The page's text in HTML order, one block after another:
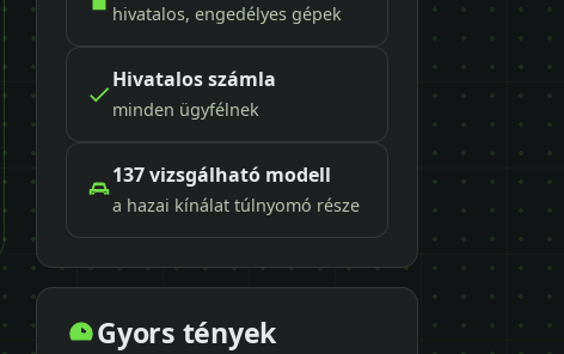
hivatalos, engedélyes gépek
Hivatalos számla
minden ügyfélnek
137 vizsgálható modell
a hazai kínálat túlnyomó része
Gyors tények